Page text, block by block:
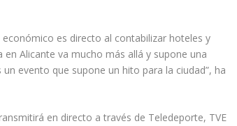
es directo al contabilizar hoteles y
Alicante va mucho más allá y supone una
evento que supone un hito para la ciudad”, ha
en directo a través de Teledeporte, TVE